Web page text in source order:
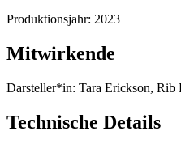
Produktionsjahr: 2023
Mitwirkende
Darsteller*in: Tara Erickson,
Technische Details